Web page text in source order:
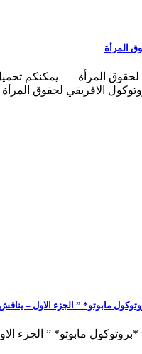
المرأة
لحقوق المرأة يمكنكم
الافريقي لحقوق المرأة
مابوتو* ” الجزء الاول –
*بروتوكول مابوتو* ” الجزء